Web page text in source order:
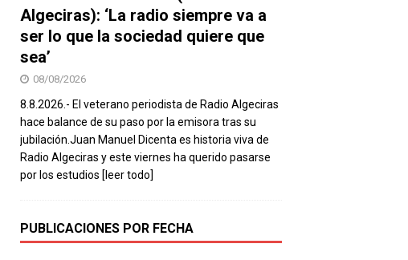
Algeciras): ‘La radio siempre va a
ser lo que la sociedad quiere que
sea’
08/08/2026
8.8.2026.- El veterano periodista de Radio Algeciras
hace balance de su paso por la emisora tras su
jubilación.Juan Manuel Dicenta es historia viva de
Radio Algeciras y este viernes ha querido pasarse
por los estudios [leer todo]
PUBLICACIONES POR FECHA